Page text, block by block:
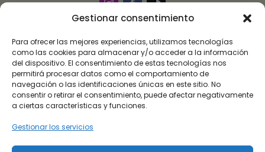
Gestionar consentimiento
Para ofrecer las mejores experiencias, utilizamos tecnologías
como las cookies para almacenar y/o acceder a la información
del dispositivo. El consentimiento de estas tecnologías nos
permitirá procesar datos como el comportamiento de
navegación o las identificaciones únicas en este sitio. No
consentir o retirar el consentimiento, puede afectar negativamente
a ciertas características y funciones.
Gestionar los servicios